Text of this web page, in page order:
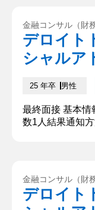
【深掘質問】 ど
【深堀質問回答
紹介でも触...
金融コンサル（財
デロイト
シャルア
25 年卒 男性
最終面接 基本情
数1人結果通知
ます。大学２年
インターンで新
金融コンサル（財
デロイト